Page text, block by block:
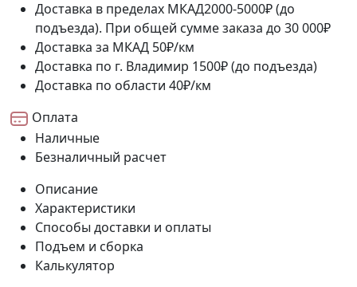
Доставка в пределах МКАД2000-5000₽ (до
подъезда). При общей сумме заказа до 30 000₽
Доставка за МКАД 50₽/км
Доставка по г. Владимир 1500₽ (до подъезда)
Доставка по области 40₽/км
Оплата
Наличные
Безналичный расчет
Описание
Характеристики
Способы доставки и оплаты
Подъем и сборка
Калькулятор